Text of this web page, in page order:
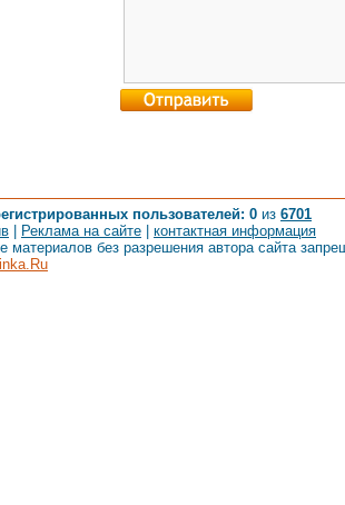
пользователей: 0 из 6701
Реклама на сайте
контактная информация
материалов без разрешения автора сайта